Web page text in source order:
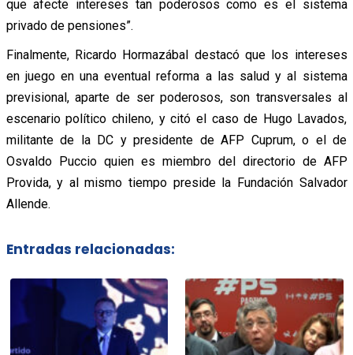
que afecte intereses tan poderosos como es el sistema
privado de pensiones”.
Finalmente, Ricardo Hormazábal destacó que los intereses
en juego en una eventual reforma a las salud y al sistema
previsional, aparte de ser poderosos, son transversales al
escenario político chileno, y citó el caso de Hugo Lavados,
militante de la DC y presidente de AFP Cuprum, o el de
Osvaldo Puccio quien es miembro del directorio de AFP
Provida, y al mismo tiempo preside la Fundación Salvador
Allende.
Entradas relacionadas: